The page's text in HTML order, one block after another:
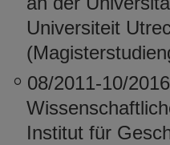
Universiteit
08/2011-10/
Institut für